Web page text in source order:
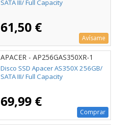
SATA III/ Full Capacity
61,50 €
Avísame
APACER - AP256GAS350XR-1
Disco SSD Apacer AS350X 256GB/
SATA III/ Full Capacity
69,99 €
Comprar